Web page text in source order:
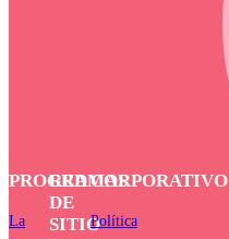
PROGRAMAS
La
RED
DE
SITIO
CORPORATIVO
Política